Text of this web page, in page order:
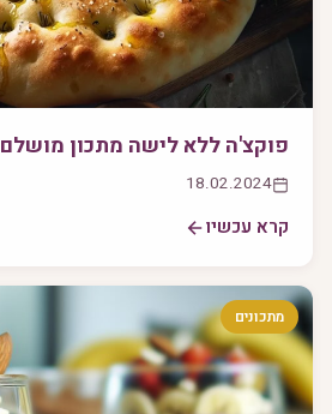
פוקצ'ה ללא לישה מתכון מושלם
18.02.2024
קרא עכשיו
מתכונים